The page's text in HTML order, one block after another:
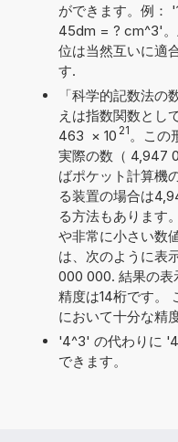
ができます。例：
45dm = ? cm^3'。
位は当然互いに適
す.
「科学的記数法
えは指数関数とし
463 × 10 21 。この
実際の数（ 4,947
ばポケット計算機
る装置の場合は
る方法もあります
や非常に小さい数
は、次のように表
000 000. 結果の表
精度は14桁です。
において十分な精
'4^3' の代わりに
できます。